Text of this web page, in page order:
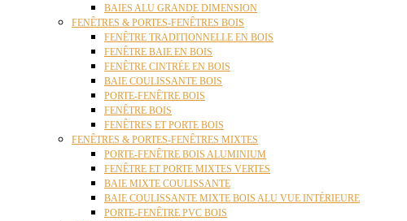
BAIES ALU GRANDE DIMENSION
FENÊTRES & PORTES-FENÊTRES BOIS
FENÊTRE TRADITIONNELLE EN BOIS
FENÊTRE BAIE EN BOIS
FENÊTRE CINTRÉE EN BOIS
BAIE COULISSANTE BOIS
PORTE-FENÊTRE BOIS
FENÊTRE BOIS
FENÊTRES ET PORTE BOIS
FENÊTRES & PORTES-FENÊTRES MIXTES
PORTE-FENÊTRE BOIS ALUMINIUM
FENÊTRE ET PORTE MIXTES VERTES
BAIE MIXTE COULISSANTE
BAIE COULISSANTE MIXTE BOIS ALU VUE INTÉRIEURE
PORTE-FENÊTRE PVC BOIS